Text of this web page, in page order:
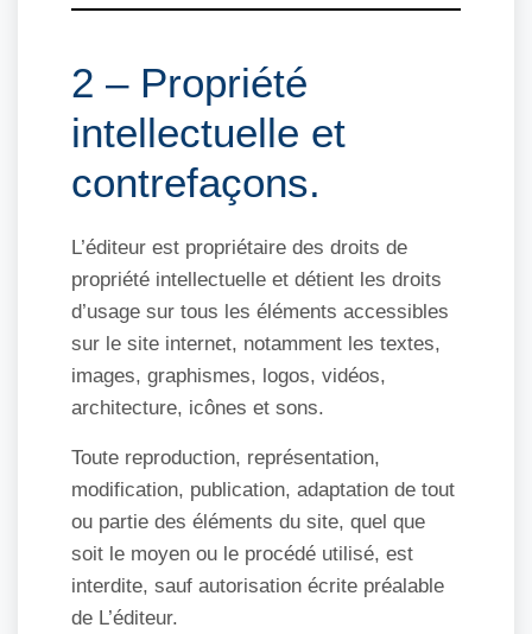
2 – Propriété
intellectuelle et
contrefaçons.
L’éditeur est propriétaire des droits de
propriété intellectuelle et détient les droits
d’usage sur tous les éléments accessibles
sur le site internet, notamment les textes,
images, graphismes, logos, vidéos,
architecture, icônes et sons.
Toute reproduction, représentation,
modification, publication, adaptation de tout
ou partie des éléments du site, quel que
soit le moyen ou le procédé utilisé, est
interdite, sauf autorisation écrite préalable
de L’éditeur.